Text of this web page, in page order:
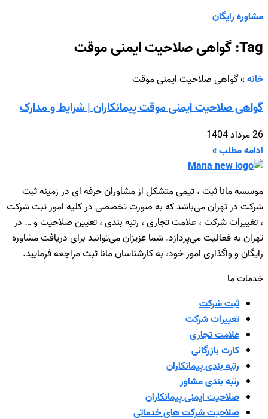
مشاوره رایگان
Tag: گواهی صلاحیت ایمنی موقت
خانه»گواهی صلاحیت ایمنی موقت
گواهی صلاحیت ایمنی موقت پیمانکاران | شرایط و مدارک
26 مرداد 1404
ادامه مطلب »
موسسه مانا ثبت ، تیمی متشکل از مشاوران حرفه ای در زمینه ثبت
شرکت در تهران می‌باشد که به صورت تخصصی در کلیه امور ثبت شرکت
، تغییرات شرکت ، علامت تجاری ، رتبه بندی ، تعیین صلاحیت و … در
تهران به فعالیت می‌پردازد. شما عزیزان می‌توانید برای دریافت مشاوره
رایگان و واگذاری امور خود، به کارشناسان مانا ثبت مراجعه فرمایید.
خدمات ما
ثبت شرکت
تغییرات شرکت
علامت تجاری
کارت بازرگانی
رتبه بندی پیمانکاران
رتبه بندی مشاور
صلاحیت ایمنی پیمانکاران
صلاحیت شرکت های خدماتی